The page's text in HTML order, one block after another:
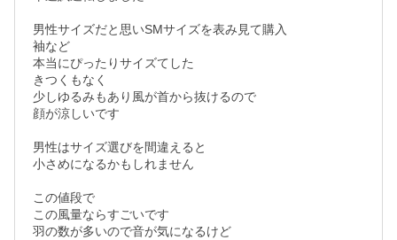
男性サイズだと思いSMサイズを表み見て購入
袖など
本当にぴったりサイズてした
きつくもなく
少しゆるみもあり風が首から抜けるので
顔が涼しいです
男性はサイズ選びを間違えると
小さめになるかもしれません
この値段で
この風量ならすごいです
羽の数が多いので音が気になるけど